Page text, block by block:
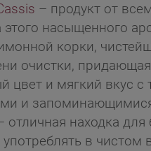
– продукт от
насыщенного
корки,
очистки,
цвет и мягкий вкус
и
отличная находка
в чистом